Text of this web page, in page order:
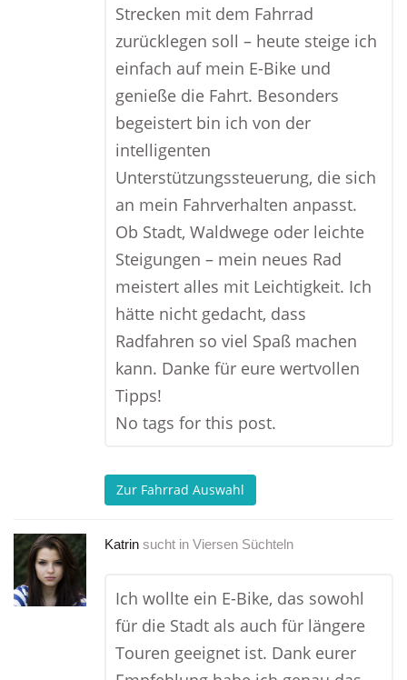
Strecken mit dem Fahrrad
zurücklegen soll – heute steige ich
einfach auf mein E-Bike und
genieße die Fahrt. Besonders
begeistert bin ich von der
intelligenten
Unterstützungssteuerung, die sich
an mein Fahrverhalten anpasst.
Ob Stadt, Waldwege oder leichte
Steigungen – mein neues Rad
meistert alles mit Leichtigkeit. Ich
hätte nicht gedacht, dass
Radfahren so viel Spaß machen
kann. Danke für eure wertvollen
Tipps!
No tags for this post.
Zur Fahrrad Auswahl
Katrin sucht in Viersen Süchteln
Ich wollte ein E-Bike, das sowohl
für die Stadt als auch für längere
Touren geeignet ist. Dank eurer